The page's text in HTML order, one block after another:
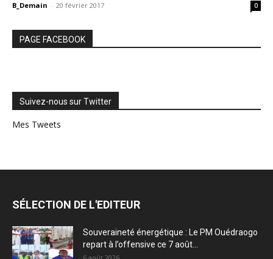
B_Demain - 20 février 2017 0
PAGE FACEBOOK
Suivez-nous sur Twitter
Mes Tweets
SÉLECTION DE L'EDITEUR
Souveraineté énergétique : Le PM Ouédraogo
repart à l’offensive ce 7 août...